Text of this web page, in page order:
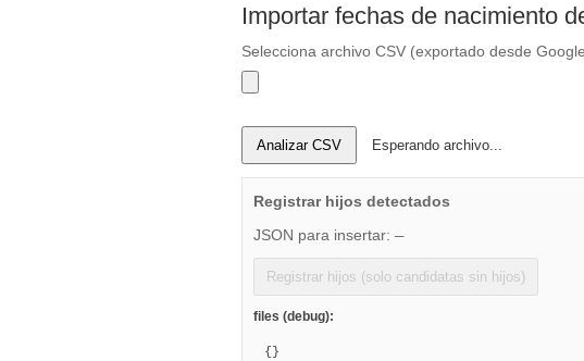
Importar fechas de nacimiento
Selecciona archivo CSV (exportado desde
Analizar CSV Esperando archivo...
Registrar hijos detectados
JSON para insertar: —
Registrar hijos (solo candidatas sin hijos)
files (debug):
{}